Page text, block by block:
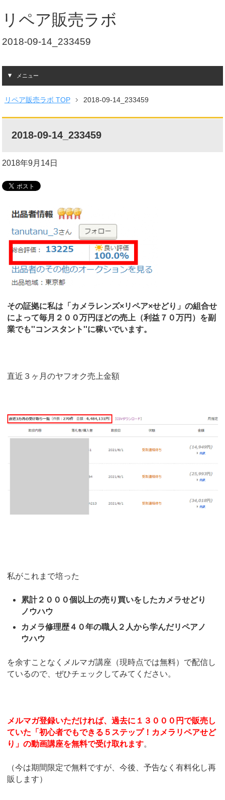
リペア販売ラボ
2018-09-14_233459
メニュー
リペア販売ラボ TOP 2018-09-14_233459
2018-09-14_233459
2018年9月14日
その証拠に私は「カメラレンズ×リペア×せどり」の組合せ
によって毎月２００万円ほどの売上（利益７０万円）を副
業でも''コンスタント''に稼いでいます。
直近３ヶ月のヤフオク売上金額
私がこれまで培った
累計２０００個以上の売り買いをしたカメラせどり
ノウハウ
カメラ修理歴４０年の職人２人から学んだリペアノ
ウハウ
を余すことなくメルマガ講座（現時点では無料）で配信し
ているので、ぜひチェックしてみてください。
メルマガ登録いただければ、過去に１３０００円で販売し
ていた「初心者でもできる５ステップ！カメラリペアせど
り」の動画講座を無料で受け取れます。
（今は期間限定で無料ですが、今後、予告なく有料化し再
販します）